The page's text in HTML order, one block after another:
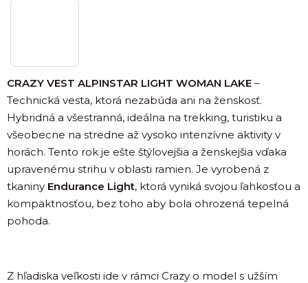
CRAZY VEST ALPINSTAR LIGHT WOMAN LAKE –
Technická vesta, ktorá nezabúda ani na ženskosť.
Hybridná a všestranná, ideálna na trekking, turistiku a
všeobecne na stredne až vysoko intenzívne aktivity v
horách. Tento rok je ešte štýlovejšia a ženskejšia vďaka
upravenému strihu v oblasti ramien. Je vyrobená z
tkaniny Endurance Light, ktorá vyniká svojou ľahkosťou a
kompaktnosťou, bez toho aby bola ohrozená tepelná
pohoda.
Z hľadiska veľkosti ide v rámci Crazy o model s užším